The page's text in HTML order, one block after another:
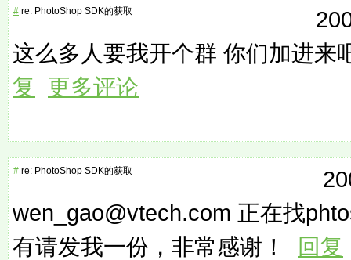
# re: PhotoShop SDK的获取
这么多人要我开个群 你们加进
复
更多评论
# re: PhotoShop SDK的获取
wen_gao@vtech.com 正在找
有请发我一份，非常感谢！ 回复